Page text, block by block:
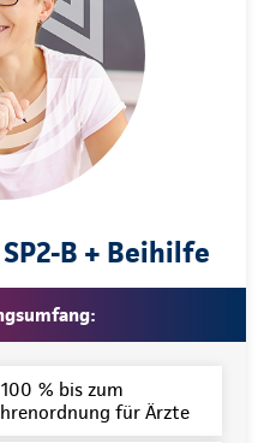
SP2-B + Beihilfe
% bis zum
für Ärzte